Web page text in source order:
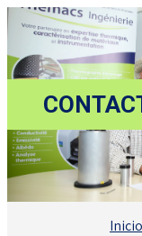
Inicio